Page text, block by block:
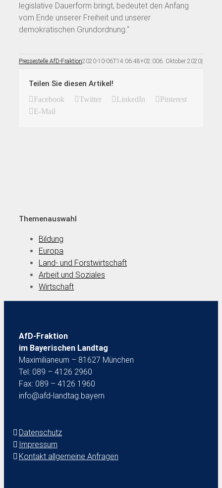
legislative Dauerform bringt, bedeutet den Anfang
vom Ende unserer Freiheit und unserer
demokratischen Grundordnung.“
Pressestelle AfD-Fraktion2020-10-06T14:06:48+02:006. Oktober 2020|
Teilen Sie diesen Artikel!
Facebook Twitter LinkedIn
Pinterest
E-Mail
Themenauswahl
Bildung
Europa
Land- und Forstwirtschaft
Arbeit und Soziales
Wirtschaft
AfD-Fraktion
im Bayerischen Landtag
Maximilianeum – 81627 München
Tel: 089 – 4126 2960
Fax: 089 – 4126 1960
info@afd-landtag.bayern
Datenschutz
Impressum
Kontakt allgemeine Anfragen